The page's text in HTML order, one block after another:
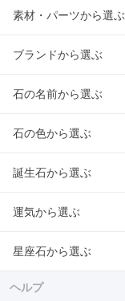
素材・パーツから選ぶ
ブランドから選ぶ
石の名前から選ぶ
石の色から選ぶ
誕生石から選ぶ
運気から選ぶ
星座石から選ぶ
ヘルプ